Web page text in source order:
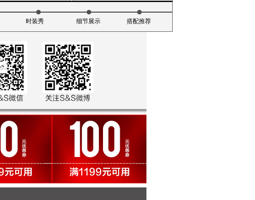
时装秀 细节展示 搭配推荐